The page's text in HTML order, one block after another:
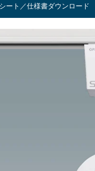
ート／仕様書ダウンロード